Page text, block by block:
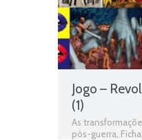
Jogo –
(1)
As
pós-guerra